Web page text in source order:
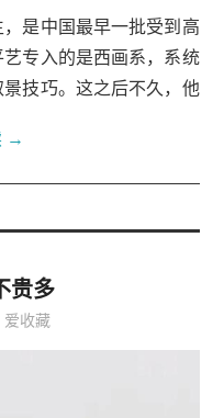
是中国最早一批受到高
专入的是西画系，系统
技巧。这之后不久，他
家陈师曾、王...
→
贵多
爱收藏